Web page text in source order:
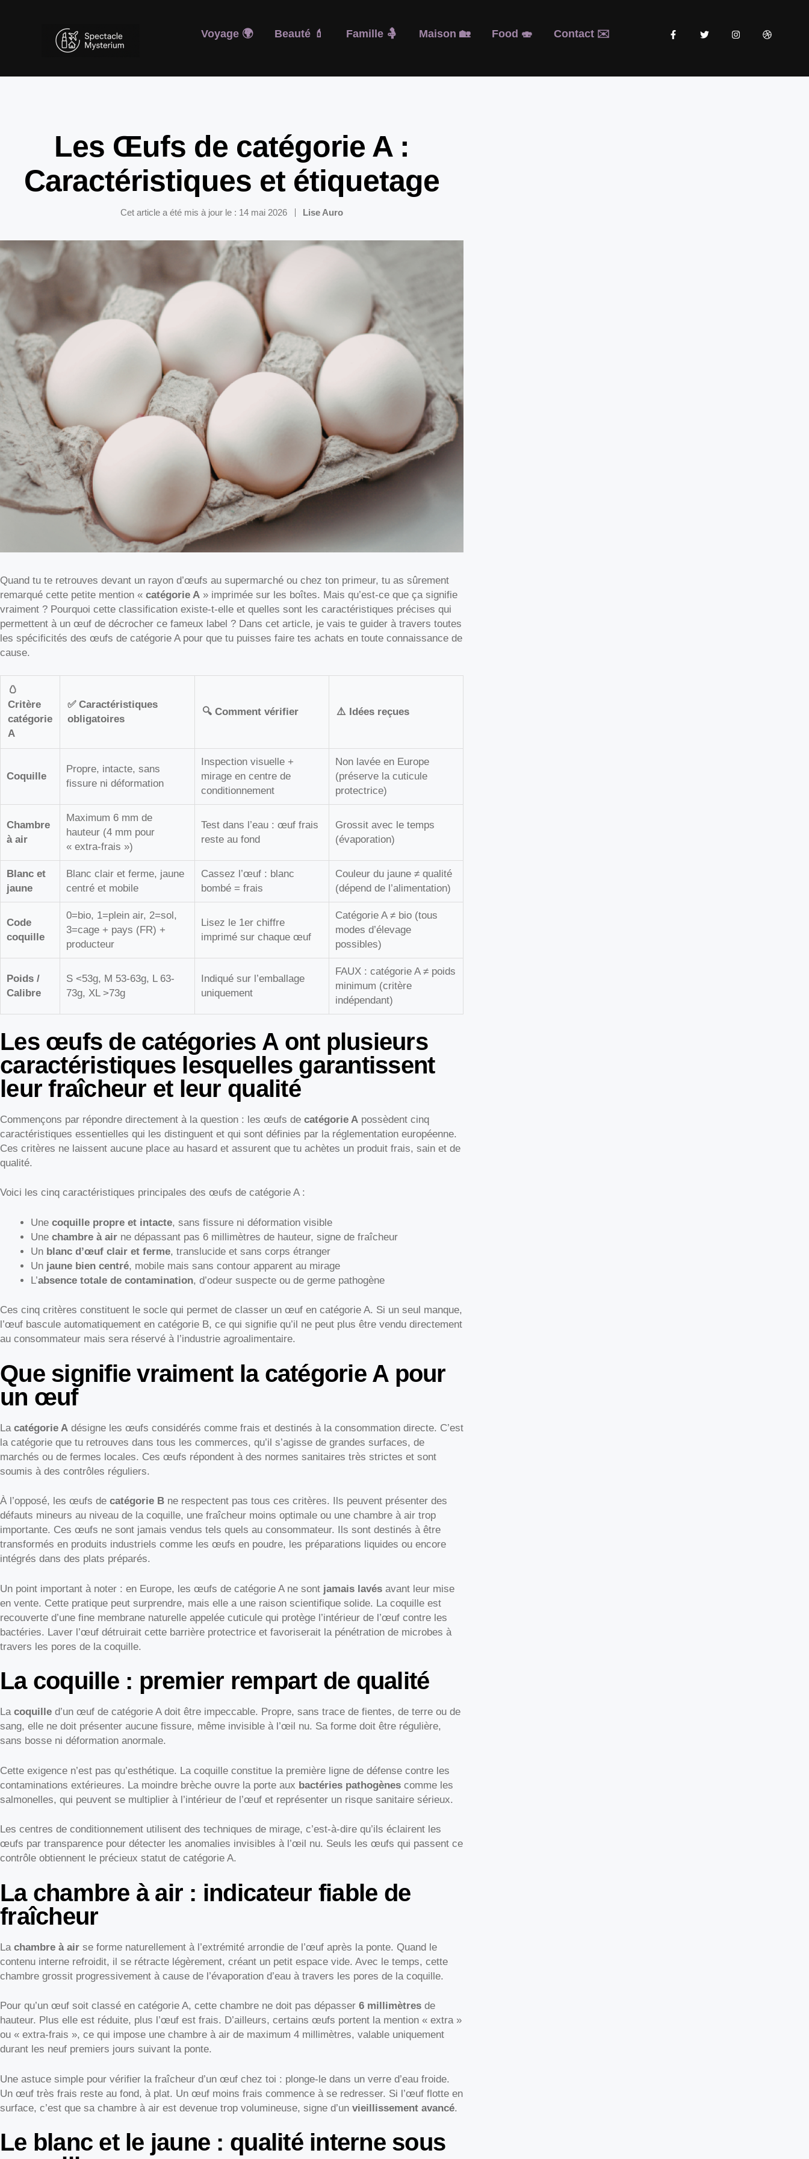
Voyage 🌍 Beauté 💄 Famille 🤱 Maison 🏡 Food 🍣 Contact ✉️
Les Œufs de catégorie A :
Caractéristiques et étiquetage
Cet article a été mis à jour le : 14 mai 2026 Lise Auro
Quand tu te retrouves devant un rayon d’œufs au supermarché ou chez ton primeur, tu as sûrement
remarqué cette petite mention « catégorie A » imprimée sur les boîtes. Mais qu’est-ce que ça signifie
vraiment ? Pourquoi cette classification existe-t-elle et quelles sont les caractéristiques précises qui
permettent à un œuf de décrocher ce fameux label ? Dans cet article, je vais te guider à travers toutes
les spécificités des œufs de catégorie A pour que tu puisses faire tes achats en toute connaissance de
cause.
🥚
Critère
catégorie
A
✅ Caractéristiques
obligatoires
🔍 Comment vérifier ⚠️ Idées reçues
Coquille
Propre, intacte, sans
fissure ni déformation
Inspection visuelle +
mirage en centre de
conditionnement
Non lavée en Europe
(préserve la cuticule
protectrice)
Chambre
à air
Maximum 6 mm de
hauteur (4 mm pour
« extra-frais »)
Test dans l’eau : œuf frais
reste au fond
Grossit avec le temps
(évaporation)
Blanc et
jaune
Blanc clair et ferme, jaune
centré et mobile
Cassez l’œuf : blanc
bombé = frais
Couleur du jaune ≠ qualité
(dépend de l’alimentation)
Code
coquille
0=bio, 1=plein air, 2=sol,
3=cage + pays (FR) +
producteur
Lisez le 1er chiffre
imprimé sur chaque œuf
Catégorie A ≠ bio (tous
modes d’élevage
possibles)
Poids /
Calibre
S <53g, M 53-63g, L 63-
73g, XL >73g
Indiqué sur l’emballage
uniquement
FAUX : catégorie A ≠ poids
minimum (critère
indépendant)
Les œufs de catégories A ont plusieurs
caractéristiques lesquelles garantissent
leur fraîcheur et leur qualité
Commençons par répondre directement à la question : les œufs de catégorie A possèdent cinq
caractéristiques essentielles qui les distinguent et qui sont définies par la réglementation européenne.
Ces critères ne laissent aucune place au hasard et assurent que tu achètes un produit frais, sain et de
qualité.
Voici les cinq caractéristiques principales des œufs de catégorie A :
Une coquille propre et intacte, sans fissure ni déformation visible
Une chambre à airne dépassant pas 6 millimètres de hauteur, signe de fraîcheur
Un blanc d’œuf clair et ferme, translucide et sans corps étranger
Un jaune bien centré, mobile mais sans contour apparent au mirage
L’absence totale de contamination, d’odeur suspecte ou de germe pathogène
Ces cinq critères constituent le socle qui permet de classer un œuf en catégorie A. Si un seul manque,
l’œuf bascule automatiquement en catégorie B, ce qui signifie qu’il ne peut plus être vendu directement
au consommateur mais sera réservé à l’industrie agroalimentaire.
Que signifie vraiment la catégorie A pour
un œuf
La catégorie A désigne les œufs considérés comme frais et destinés à la consommation directe. C’est
la catégorie que tu retrouves dans tous les commerces, qu’il s’agisse de grandes surfaces, de
marchés ou de fermes locales. Ces œufs répondent à des normes sanitaires très strictes et sont
soumis à des contrôles réguliers.
À l’opposé, les œufs de catégorie B ne respectent pas tous ces critères. Ils peuvent présenter des
défauts mineurs au niveau de la coquille, une fraîcheur moins optimale ou une chambre à air trop
importante. Ces œufs ne sont jamais vendus tels quels au consommateur. Ils sont destinés à être
transformés en produits industriels comme les œufs en poudre, les préparations liquides ou encore
intégrés dans des plats préparés.
Un point important à noter : en Europe, les œufs de catégorie A ne sont jamais lavés avant leur mise
en vente. Cette pratique peut surprendre, mais elle a une raison scientifique solide. La coquille est
recouverte d’une fine membrane naturelle appelée cuticule qui protège l’intérieur de l’œuf contre les
bactéries. Laver l’œuf détruirait cette barrière protectrice et favoriserait la pénétration de microbes à
travers les pores de la coquille.
La coquille : premier rempart de qualité
La coquille d’un œuf de catégorie A doit être impeccable. Propre, sans trace de fientes, de terre ou de
sang, elle ne doit présenter aucune fissure, même invisible à l’œil nu. Sa forme doit être régulière,
sans bosse ni déformation anormale.
Cette exigence n’est pas qu’esthétique. La coquille constitue la première ligne de défense contre les
contaminations extérieures. La moindre brèche ouvre la porte aux bactéries pathogènes comme les
salmonelles, qui peuvent se multiplier à l’intérieur de l’œuf et représenter un risque sanitaire sérieux.
Les centres de conditionnement utilisent des techniques de mirage, c’est-à-dire qu’ils éclairent les
œufs par transparence pour détecter les anomalies invisibles à l’œil nu. Seuls les œufs qui passent ce
contrôle obtiennent le précieux statut de catégorie A.
La chambre à air : indicateur fiable de
fraîcheur
La chambre à air se forme naturellement à l’extrémité arrondie de l’œuf après la ponte. Quand le
contenu interne refroidit, il se rétracte légèrement, créant un petit espace vide. Avec le temps, cette
chambre grossit progressivement à cause de l’évaporation d’eau à travers les pores de la coquille.
Pour qu’un œuf soit classé en catégorie A, cette chambre ne doit pas dépasser 6 millimètres de
hauteur. Plus elle est réduite, plus l’œuf est frais. D’ailleurs, certains œufs portent la mention « extra »
ou « extra-frais », ce qui impose une chambre à air de maximum 4 millimètres, valable uniquement
durant les neuf premiers jours suivant la ponte.
Une astuce simple pour vérifier la fraîcheur d’un œuf chez toi : plonge-le dans un verre d’eau froide.
Un œuf très frais reste au fond, à plat. Un œuf moins frais commence à se redresser. Si l’œuf flotte en
surface, c’est que sa chambre à air est devenue trop volumineuse, signe d’un vieillissement avancé.
Le blanc et le jaune : qualité interne sous